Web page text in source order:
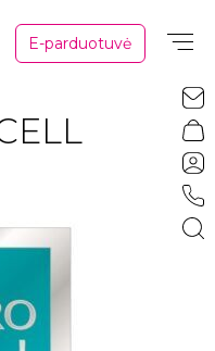
E-parduotuvė